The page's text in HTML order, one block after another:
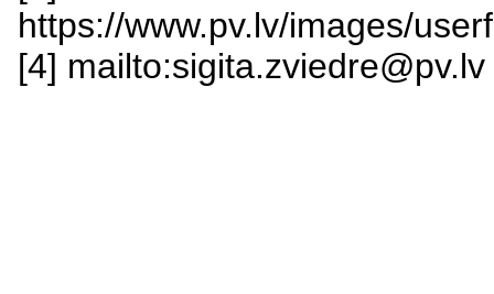
https://www.pv.lv/images/
[4] mailto:sigita.zviedre@pv.lv